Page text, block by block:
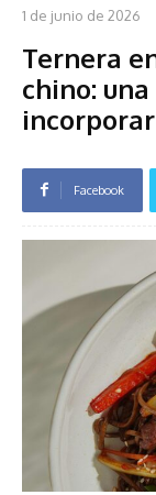
1 de junio de 2026
Ternera
chino:
Facebook